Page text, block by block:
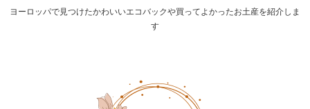
ヨーロッパで見つけたかわいいエコバックや買ってよかったお土産を紹介しま
す